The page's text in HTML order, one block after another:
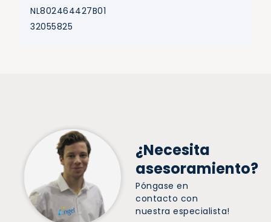
NL802464427B01
32055825
¿Necesita
asesoramiento?
Póngase en
contacto con
nuestra especialista!